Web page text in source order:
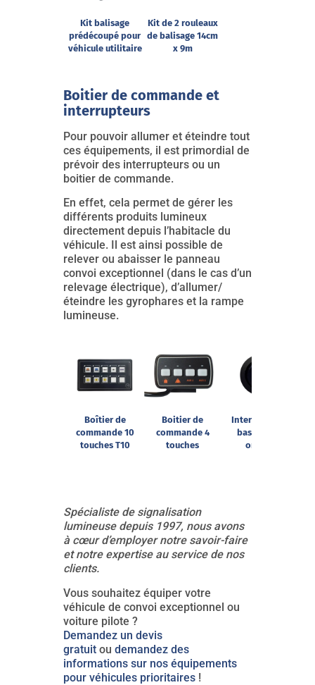
Kit balisage
prédécoupé pour
véhicule utilitaire
Kit de 2 rouleaux
de balisage 14cm
x 9m
Boitier de commande et
interrupteurs
Pour pouvoir allumer et éteindre tout
ces équipements, il est primordial de
prévoir des interrupteurs ou un
boitier de commande.
En effet, cela permet de gérer les
différents produits lumineux
directement depuis l’habitacle du
véhicule. Il est ainsi possible de
relever ou abaisser le panneau
convoi exceptionnel (dans le cas d’un
relevage électrique), d’allumer/
éteindre les gyrophares et la rampe
lumineuse.
Boîtier de
commande 10
touches T10
Boitier de
commande 4
touches
Interrupteur à
bascule feu
orange
Spécialiste de signalisation
lumineuse depuis 1997, nous avons
à cœur d’employer notre savoir-faire
et notre expertise au service de nos
clients.
Vous souhaitez équiper votre
véhicule de convoi exceptionnel ou
voiture pilote ?
Demandez un devis
gratuit ou demandez des
informations sur nos équipements
pour véhicules prioritaires !